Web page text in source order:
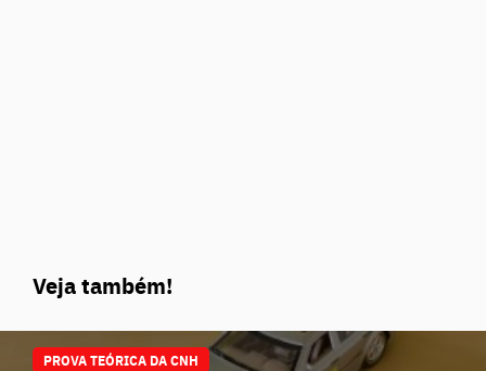
Veja também!
PROVA TEÓRICA DA CNH